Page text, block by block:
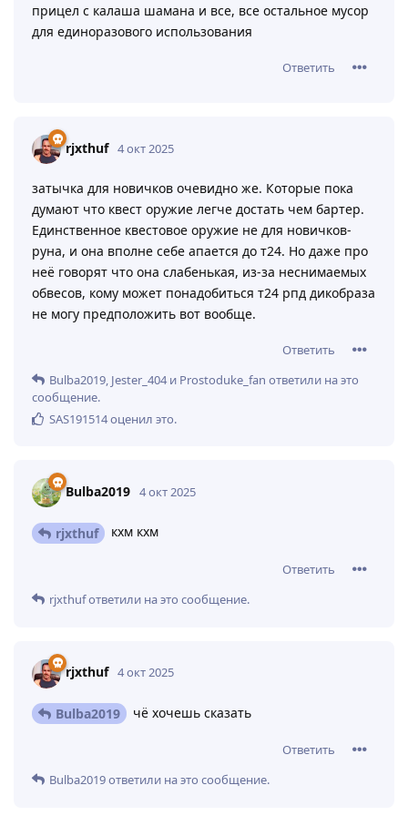
прицел с калаша шамана и все, все остальное мусор
для единоразового использования
Ответить
rjxthuf 4 окт 2025
затычка для новичков очевидно же. Которые пока
думают что квест оружие легче достать чем бартер.
Единственное квестовое оружие не для новичков-
руна, и она вполне себе апается до т24. Но даже про
неё говорят что она слабенькая, из-за неснимаемых
обвесов, кому может понадобиться т24 рпд дикобраза
не могу предположить вот вообще.
Ответить
Bulba2019, Jester_404 и Prostoduke_fan ответили на это
сообщение.
SAS191514оценил это.
Bulba2019 4 окт 2025
rjxthuf кхм кхм
Ответить
rjxthufответили на это сообщение.
rjxthuf 4 окт 2025
Bulba2019 чё хочешь сказать
Ответить
Bulba2019ответили на это сообщение.